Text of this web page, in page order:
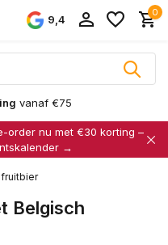
9,4
0
vanaf €75
order nu met €30 korting –
→
Belgisch